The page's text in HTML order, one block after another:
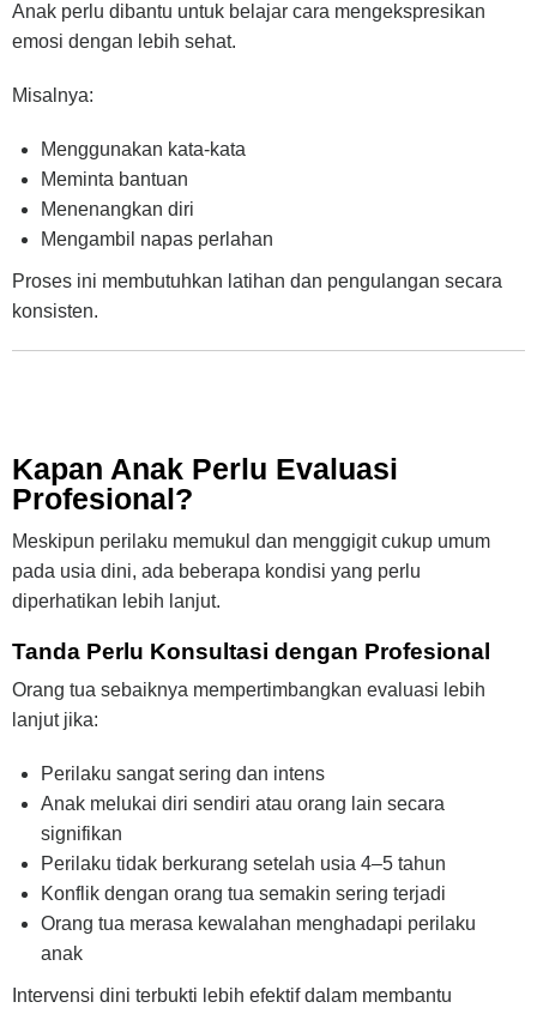
Anak perlu dibantu untuk belajar cara mengekspresikan
emosi dengan lebih sehat.
Misalnya:
Menggunakan kata-kata
Meminta bantuan
Menenangkan diri
Mengambil napas perlahan
Proses ini membutuhkan latihan dan pengulangan secara
konsisten.
Kapan Anak Perlu Evaluasi
Profesional?
Meskipun perilaku memukul dan menggigit cukup umum
pada usia dini, ada beberapa kondisi yang perlu
diperhatikan lebih lanjut.
Tanda Perlu Konsultasi dengan Profesional
Orang tua sebaiknya mempertimbangkan evaluasi lebih
lanjut jika:
Perilaku sangat sering dan intens
Anak melukai diri sendiri atau orang lain secara
signifikan
Perilaku tidak berkurang setelah usia 4–5 tahun
Konflik dengan orang tua semakin sering terjadi
Orang tua merasa kewalahan menghadapi perilaku
anak
Intervensi dini terbukti lebih efektif dalam membantu